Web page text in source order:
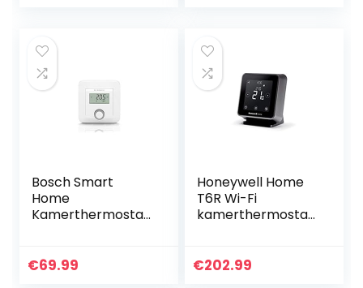
Bosch Smart
Home
Kamerthermostaa
radiatorthermosta
€69.99
Honeywell Home
T6R Wi-Fi
kamerthermostaa
draadloze
€202.99